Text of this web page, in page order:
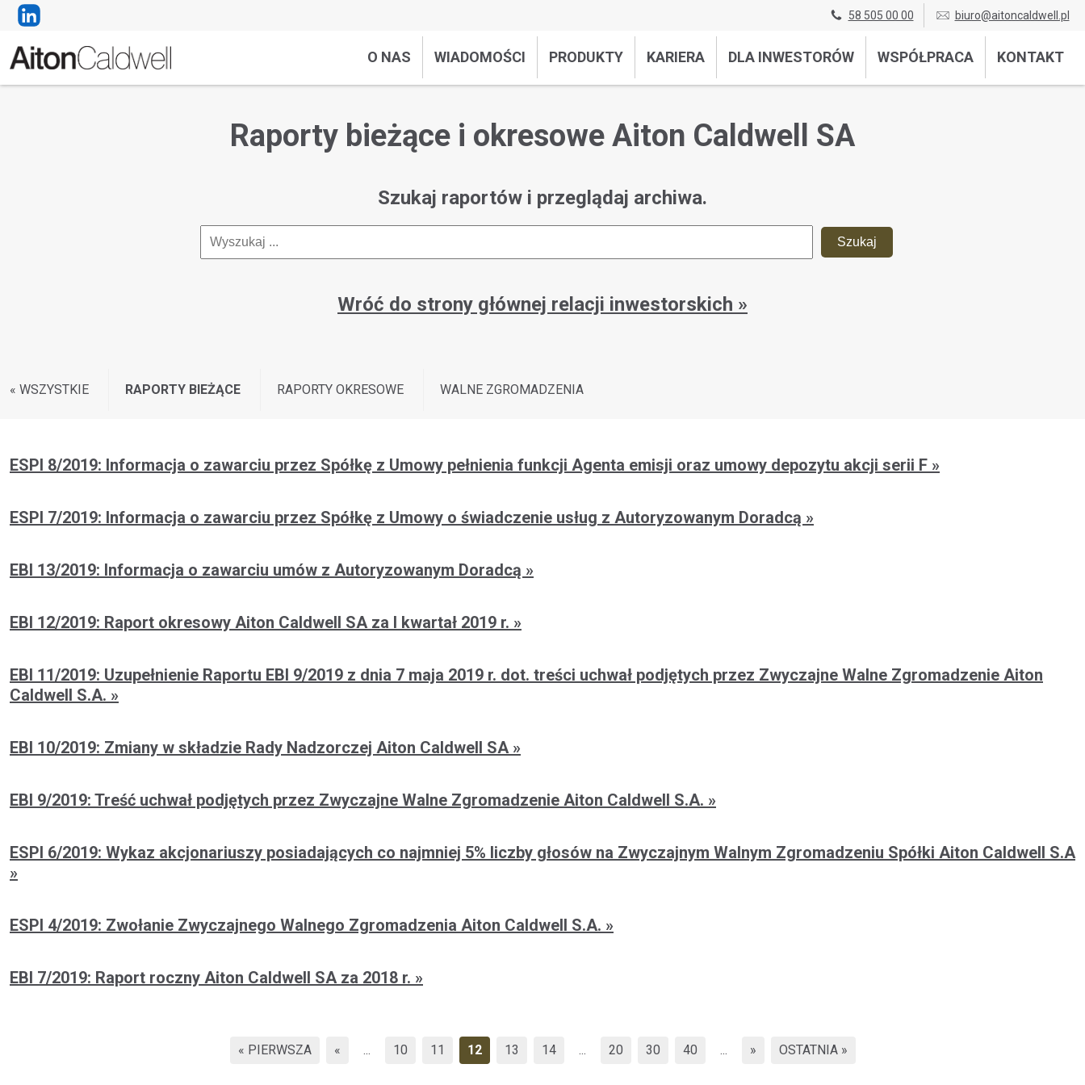
58 505 00 00 biuro@aitoncaldwell.pl
O NAS WIADOMOŚCI PRODUKTY KARIERA DLA INWESTORÓW WSPÓŁPRACA KONTAKT
Raporty bieżące i okresowe Aiton Caldwell SA
Szukaj raportów i przeglądaj archiwa.
Wróć do strony głównej relacji inwestorskich »
« WSZYSTKIE RAPORTY BIEŻĄCE RAPORTY OKRESOWE WALNE ZGROMADZENIA
ESPI 8/2019: Informacja o zawarciu przez Spółkę z Umowy pełnienia funkcji Agenta emisji oraz umowy depozytu akcji serii F
ESPI 7/2019: Informacja o zawarciu przez Spółkę z Umowy o świadczenie usług z Autoryzowanym Doradcą
EBI 13/2019: Informacja o zawarciu umów z Autoryzowanym Doradcą
EBI 12/2019: Raport okresowy Aiton Caldwell SA za I kwartał 2019 r.
EBI 11/2019: Uzupełnienie Raportu EBI 9/2019 z dnia 7 maja 2019 r. dot. treści uchwał podjętych przez Zwyczajne Walne Zgromadzenie Aiton
Caldwell S.A.
EBI 10/2019: Zmiany w składzie Rady Nadzorczej Aiton Caldwell SA
EBI 9/2019: Treść uchwał podjętych przez Zwyczajne Walne Zgromadzenie Aiton Caldwell S.A.
ESPI 6/2019: Wykaz akcjonariuszy posiadających co najmniej 5% liczby głosów na Zwyczajnym Walnym Zgromadzeniu Spółki Aiton Caldwell S.A
ESPI 4/2019: Zwołanie Zwyczajnego Walnego Zgromadzenia Aiton Caldwell S.A.
EBI 7/2019: Raport roczny Aiton Caldwell SA za 2018 r.
« PIERWSZA « ... 10 11 12 13 14 ... 20 30 40 ... » OSTATNIA »